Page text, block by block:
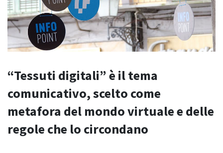
“Tessuti digitali” è il tema
comunicativo, scelto come
metafora del mondo virtuale e delle
regole che lo circondano